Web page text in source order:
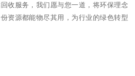
收服务，我们愿与您一道，将环保理念
资源都能物尽其用，为行业的绿色转型